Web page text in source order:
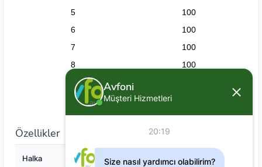
5
100
6
100
7
100
8
100
10
Özellikler
Halka Yok
Avfoni
Müşteri Hizmetleri
20:19
Size nasıl yardımcı olabilirim?